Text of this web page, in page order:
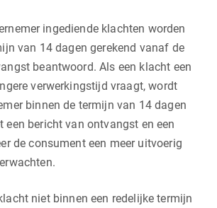
ingediende klachten worden
van 14 dagen gerekend vanaf de
beantwoord. Als een klacht een
verwerkingstijd vraagt, wordt
binnen de termijn van 14 dagen
een bericht van ontvangst en een
de consument een meer uitvoerig
niet binnen een redelijke termijn